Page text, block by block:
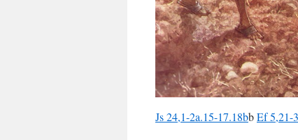
Js 24,1-2a.15-17.18bbEf 5,21-